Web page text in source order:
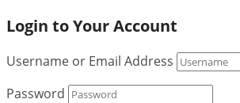
Login to Your Account
Username or Email Address
Password